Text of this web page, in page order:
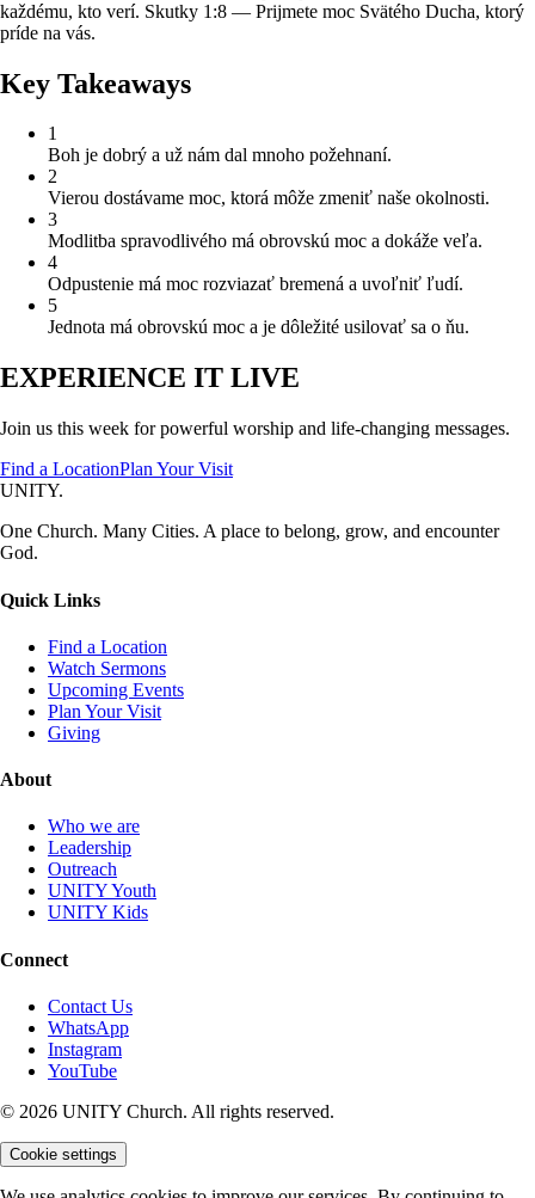
každému, kto verí. Skutky 1:8 — Prijmete moc Svätého Ducha, ktorý
príde na vás.
Key Takeaways
1
Boh je dobrý a už nám dal mnoho požehnaní.
2
Vierou dostávame moc, ktorá môže zmeniť naše okolnosti.
3
Modlitba spravodlivého má obrovskú moc a dokáže veľa.
4
Odpustenie má moc rozviazať bremená a uvoľniť ľudí.
5
Jednota má obrovskú moc a je dôležité usilovať sa o ňu.
EXPERIENCE IT LIVE
Join us this week for powerful worship and life-changing messages.
Find a LocationPlan Your Visit
UNITY.
One Church. Many Cities. A place to belong, grow, and encounter
God.
Quick Links
Find a Location
Watch Sermons
Upcoming Events
Plan Your Visit
Giving
About
Who we are
Leadership
Outreach
UNITY Youth
UNITY Kids
Connect
Contact Us
WhatsApp
Instagram
YouTube
© 2026 UNITY Church. All rights reserved.
Cookie settings